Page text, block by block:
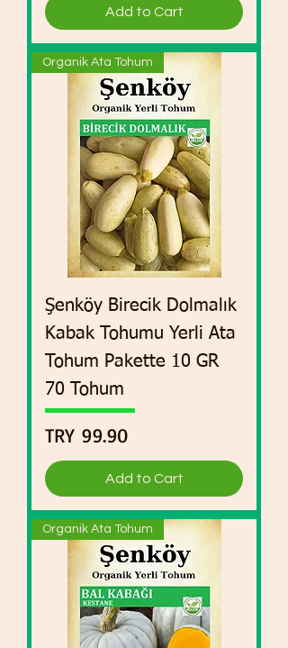
Add to Cart
Organik Ata Tohum
Şenköy Birecik Dolmalık
Kabak Tohumu Yerli Ata
Tohum Pakette 10 GR
70 Tohum
Price
TRY 99.90
Add to Cart
Organik Ata Tohum